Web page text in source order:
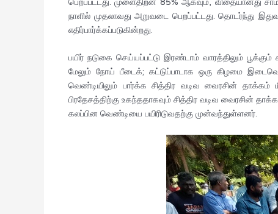
நாளில் முதலாவது அறுவடை பெறப்பட்டது. தொடர்ந்து
எதிர்பார்க்கப்படுகின்றது.
பயிர் நடுகை செய்யப்பட்டு இரண்டாம் வாரத்திலும்
மேலும் நோய் பீடைக்; கட்டுப்பாடாக ஒரு கிழமை
வெண்டியிலும் பார்க்க சித்திர வடிவ வைரசின்
பிரதேசத்திற்கு உகந்ததாகவும் சித்திர வடிவ
கலப்பின வெண்டியை பயிரிடுவதற்கு முன்வந்துள்ளனர்.